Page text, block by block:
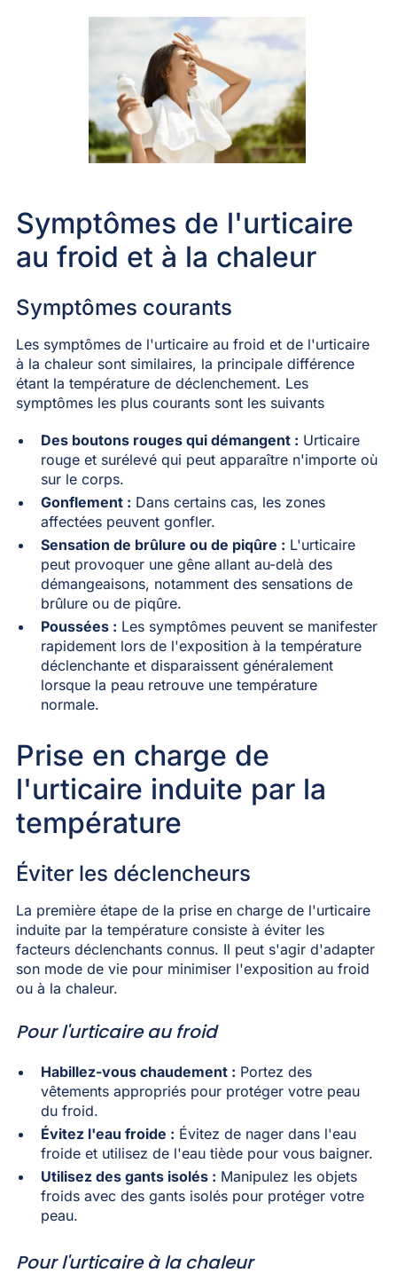
Symptômes de l'urticaire
au froid et à la chaleur
Symptômes courants
Les symptômes de l'urticaire au froid et de l'urticaire
à la chaleur sont similaires, la principale différence
étant la température de déclenchement. Les
symptômes les plus courants sont les suivants
Des boutons rouges qui démangent : Urticaire
rouge et surélevé qui peut apparaître n'importe où
sur le corps.
Gonflement : Dans certains cas, les zones
affectées peuvent gonfler.
Sensation de brûlure ou de piqûre : L'urticaire
peut provoquer une gêne allant au-delà des
démangeaisons, notamment des sensations de
brûlure ou de piqûre.
Poussées : Les symptômes peuvent se manifester
rapidement lors de l'exposition à la température
déclenchante et disparaissent généralement
lorsque la peau retrouve une température
normale.
Prise en charge de
l'urticaire induite par la
température
Éviter les déclencheurs
La première étape de la prise en charge de l'urticaire
induite par la température consiste à éviter les
facteurs déclenchants connus. Il peut s'agir d'adapter
son mode de vie pour minimiser l'exposition au froid
ou à la chaleur.
Pour l'urticaire au froid
Habillez-vous chaudement : Portez des
vêtements appropriés pour protéger votre peau
du froid.
Évitez l'eau froide : Évitez de nager dans l'eau
froide et utilisez de l'eau tiède pour vous baigner.
Utilisez des gants isolés : Manipulez les objets
froids avec des gants isolés pour protéger votre
peau.
Pour l'urticaire à la chaleur